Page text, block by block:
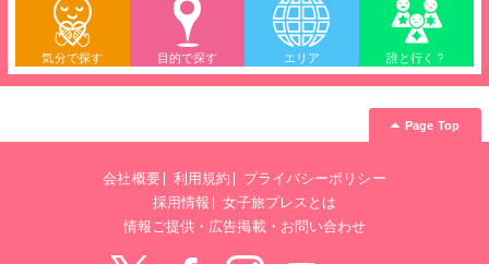
気分で探す 目的で探す エリア 誰と行く？
Page Top
会社概要 利用規約
プライバシーポリシー
採用情報
女子旅プレスとは
情報ご提供・広告掲載・お問い合わせ